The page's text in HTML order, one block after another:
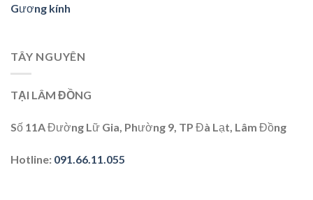
Gương kính
TÂY NGUYÊN
TẠI LÂM ĐỒNG
Số 11A Đường Lữ Gia, Phường 9, TP Đà Lạt, Lâm Đồng
Hotline: 091.66.11.055